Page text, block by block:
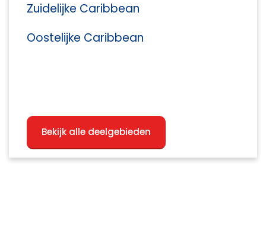
Zuidelijke Caribbean
Oostelijke Caribbean
Bekijk alle deelgebieden